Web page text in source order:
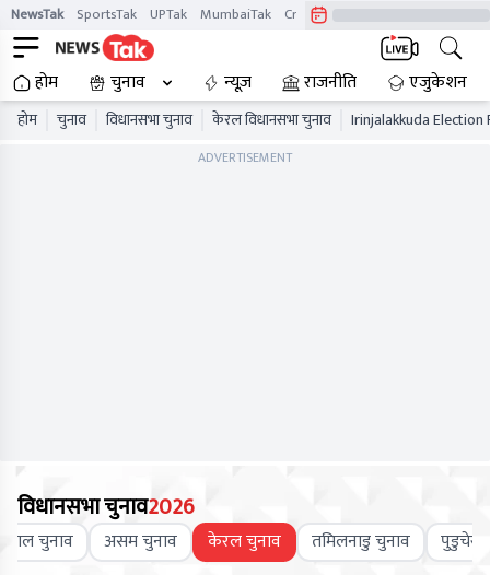
NewsTak SportsTak UPTak MumbaiTak CrimeTak
होम चुनाव न्यूज़ राजनीति एजुकेशन
होम चुनाव विधानसभा चुनाव केरल विधानसभा चुनाव Irinjalakkuda Election
ADVERTISEMENT
विधानसभा चुनाव2026
चुनाव असम चुनाव केरल चुनाव तमिलनाडु चुनाव पुडुचेरी